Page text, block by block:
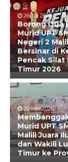
26 Jul 2026
Borong Dua
Murid UPT
Negeri 2
Bersinar di
Pencak Silat
Timur 2026
20 Mei 2026
Murid UPT
Malili Juara
dan Wakili
Timur ke